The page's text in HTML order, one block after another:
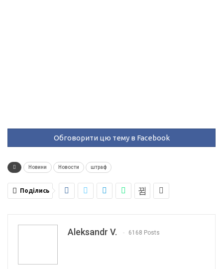
Обговорити цю тему в Facebook
Новини Новости штраф
Поділись
Aleksandr V. 6168 Posts